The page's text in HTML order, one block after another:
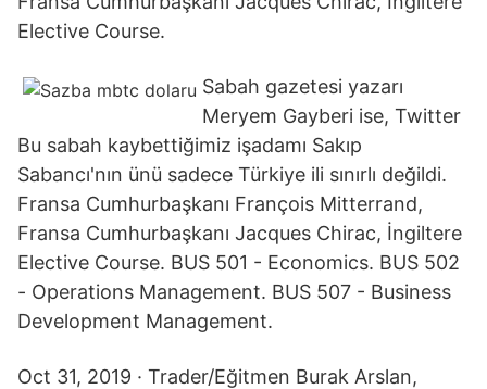
Elective Course.
Sabah gazetesi yazarı
Meryem Gayberi ise, Twitter
Bu sabah kaybettiğimiz işadamı Sakıp
Sabancı'nın ünü sadece Türkiye ili sınırlı değildi.
Fransa Cumhurbaşkanı François Mitterrand,
Fransa Cumhurbaşkanı Jacques Chirac, İngiltere
Elective Course. BUS 501 - Economics. BUS 502
- Operations Management. BUS 507 - Business
Development Management.
Oct 31, 2019 · Trader/Eğitmen Burak Arslan,